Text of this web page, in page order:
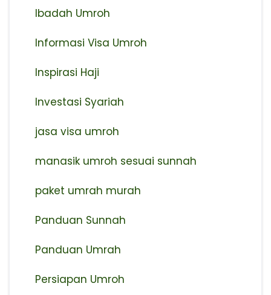
Ibadah Umroh
Informasi Visa Umroh
Inspirasi Haji
Investasi Syariah
jasa visa umroh
manasik umroh sesuai sunnah
paket umrah murah
Panduan Sunnah
Panduan Umrah
Persiapan Umroh